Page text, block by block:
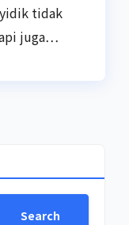
tidak
juga…
Search